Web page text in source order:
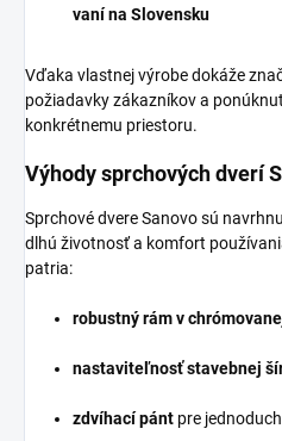
vaní na Slovensku
Vďaka vlastnej výrobe dokáže
požiadavky zákazníkov a
konkrétnemu priestoru.
Výhody sprchových dverí
Sprchové dvere Sanovo sú
dlhú životnosť a komfort
patria:
robustný rám v
nastaviteľnosť stavebnej
zdvíhací pánt pre